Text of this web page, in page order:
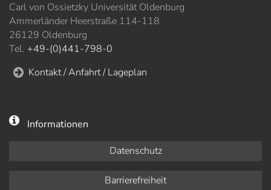
Carl von Ossietzky Universität Oldenburg
Ammerländer Heerstraße 114-118
26129 Oldenburg
Tel. +49-(0)441-798-0
Kontakt / Anfahrt / Lageplan
Informationen
Datenschutz
Barrierefreiheit